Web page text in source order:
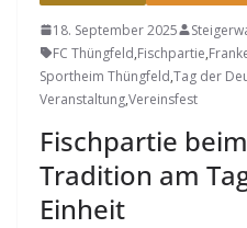
18. September 2025
FC Thüngfeld,Fischpartie,
Sportheim Thüngfeld,Tag der
Veranstaltung,Vereinsfest
Fischpartie
Tradition am
Einheit